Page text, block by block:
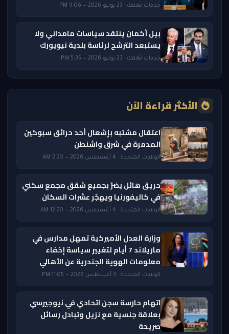
خدمات تهمك · 23 يوليو 2026 — 9:06 PM
بيل أكمان ينتقد سياسات مامداني ولا
يستبعد الترشح لرئاسة بلدية نيويورك
خدمات تهمك · 23 يوليو 2026 — 5:35 PM
الأكثر قراءة الآن
اعتقال مشتبه بإشعال أحد حرائق سبوكين
المدمرة في شرق واشنطن
الولايات المتحدة · 4 أغسطس 2026 — 2:20 AM
حريق هائل يضرّ بجميع شقق مجمع سكني
في كاليفورنيا ويهجّر عشرات السكان
الولايات المتحدة · 4 أغسطس 2026 — 12:20 AM
وزارة العدل الأميركية تمهل مدارس في
ماريلاند 7 أيام لتغيير سياسة إخفاء
معلومات الهوية الجندرية عن الأهالي
الولايات المتحدة · 3 أغسطس 2026 — 11:05 PM
اتهام حارسة سجن اتحادي في نيوجيرسي
بعلاقة جنسية مع نزيل وتبادل رسائل
صريحة